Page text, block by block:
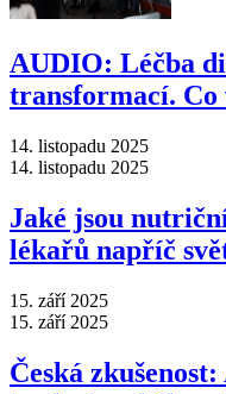
AUDIO: Léčba
transformací. Co
14. listopadu 2025
14. listopadu 2025
Jaké jsou
lékařů napříč
15. září 2025
15. září 2025
Česká